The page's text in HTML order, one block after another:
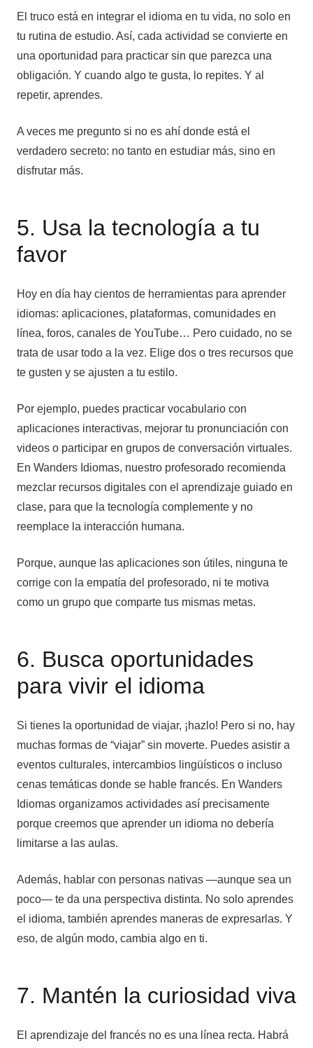
El truco está en integrar el idioma en tu vida, no solo en
tu rutina de estudio. Así, cada actividad se convierte en
una oportunidad para practicar sin que parezca una
obligación. Y cuando algo te gusta, lo repites. Y al
repetir, aprendes.
A veces me pregunto si no es ahí donde está el
verdadero secreto: no tanto en estudiar más, sino en
disfrutar más.
5. Usa la tecnología a tu
favor
Hoy en día hay cientos de herramientas para aprender
idiomas: aplicaciones, plataformas, comunidades en
línea, foros, canales de YouTube… Pero cuidado, no se
trata de usar todo a la vez. Elige dos o tres recursos que
te gusten y se ajusten a tu estilo.
Por ejemplo, puedes practicar vocabulario con
aplicaciones interactivas, mejorar tu pronunciación con
videos o participar en grupos de conversación virtuales.
En Wanders Idiomas, nuestro profesorado recomienda
mezclar recursos digitales con el aprendizaje guiado en
clase, para que la tecnología complemente y no
reemplace la interacción humana.
Porque, aunque las aplicaciones son útiles, ninguna te
corrige con la empatía del profesorado, ni te motiva
como un grupo que comparte tus mismas metas.
6. Busca oportunidades
para vivir el idioma
Si tienes la oportunidad de viajar, ¡hazlo! Pero si no, hay
muchas formas de “viajar” sin moverte. Puedes asistir a
eventos culturales, intercambios lingüísticos o incluso
cenas temáticas donde se hable francés. En Wanders
Idiomas organizamos actividades así precisamente
porque creemos que aprender un idioma no debería
limitarse a las aulas.
Además, hablar con personas nativas —aunque sea un
poco— te da una perspectiva distinta. No solo aprendes
el idioma, también aprendes maneras de expresarlas. Y
eso, de algún modo, cambia algo en ti.
7. Mantén la curiosidad viva
El aprendizaje del francés no es una línea recta. Habrá